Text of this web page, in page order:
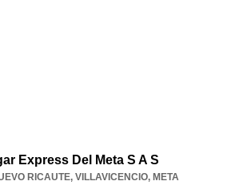
Express Del Meta S A S
RICAUTE, VILLAVICENCIO, META